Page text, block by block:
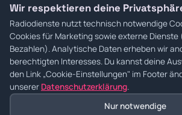
AGB
Cookie-Einstellungen
Krefeld
© 2026 Radiodienste. Alle Rechte vorbehalten.·
Impressum
Wir respektieren deine
Radiodienste nutzt technisch notwendige
Cookies für Marketing sowie externe Dienste
Bezahlen). Analytische Daten erheben wir
berechtigten Interesses. Du kannst deine
den Link „Cookie-Einstellungen" im Footer
unserer Datenschutzerklärung.
Nur notwendige